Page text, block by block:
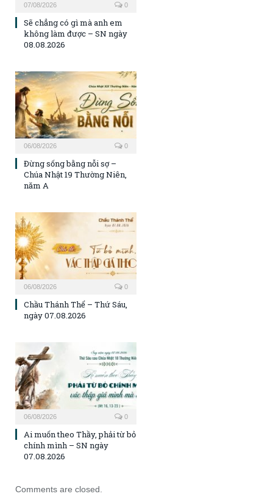
07/08/2026 0
Sẽ chẳng có gì mà anh em
không làm được – SN ngày
08.08.2026
06/08/2026 0
Đừng sống bằng nỗi sợ –
Chúa Nhật 19 Thường Niên,
năm A
06/08/2026 0
Chầu Thánh Thể – Thứ Sáu,
ngày 07.08.2026
06/08/2026 0
Ai muốn theo Thầy, phải từ bỏ
chính mình – SN ngày
07.08.2026
Comments are closed.